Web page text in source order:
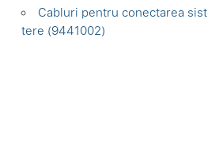
Cabluri pentru conectarea
tere (9441002)